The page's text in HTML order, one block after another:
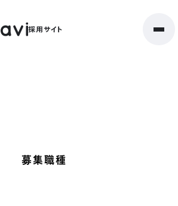
募集職種